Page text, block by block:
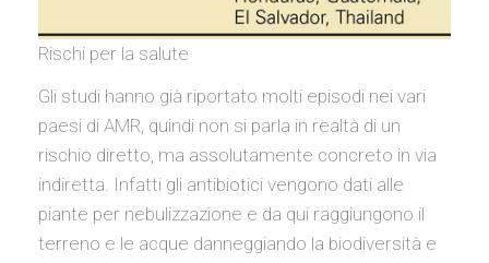
Rischi per la salute
Gli studi hanno già riportato molti episodi nei vari
paesi di AMR, quindi non si parla in realtà di un
rischio diretto, ma assolutamente concreto in via
indiretta. Infatti gli antibiotici vengono dati alle
piante per nebulizzazione e da qui raggiungono il
terreno e le acque danneggiando la biodiversità e